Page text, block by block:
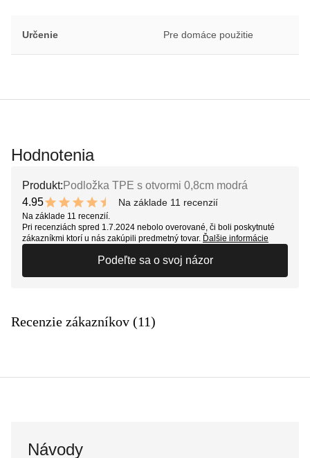
Určenie Pre domáce použitie
Hodnotenia
Produkt: Podložka TPE s otvormi 0,8cm modrá
4.95
9.9 out of 10 stars
Na základe 11 recenzií
Na základe 11 recenzií.
Pri recenziách spred 1.7.2024 nebolo overované, či boli poskytnuté
zákazníkmi ktorí u nás zakúpili predmetný tovar. Ďalšie informácie
Podeľte sa o svoj názor
Recenzie zákazníkov (11)
Návody